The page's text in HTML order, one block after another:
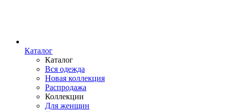
Каталог
Каталог
Вся одежда
Новая коллекция
Распродажа
Коллекции
Для женщин